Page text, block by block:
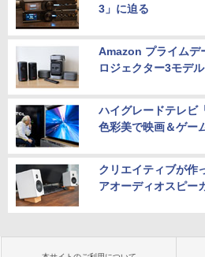
3」に迫る
Amazon プライムデ
ロジェクター3モデ
ハイグレードテレビ
色彩美で映画＆ゲー
クリエイティブが作
アオーディオスピー